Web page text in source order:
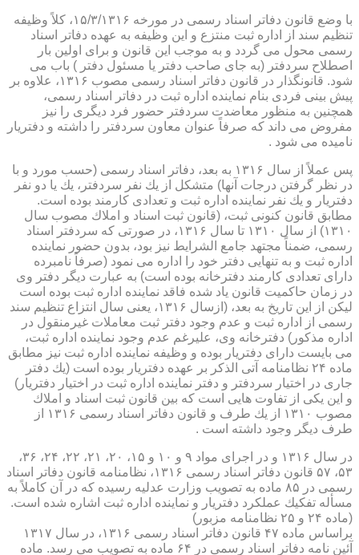
با وضع قانون دفاتر اسناد رسمی در مورخه ۱۵/۳/۱۳۱۶، كلاً وظیفه
تنظیم سند از اداره ثبت منتزع و این وظیفه به عهده دفاتر اسناد
رسمی محول می گردد و به موجب این قانون و برای اولین بار
اصطلاح سردفتر (به جای صاحب دفتر یا مسئول دفتر ) باب می
شود. قانونگذار در قانون دفاتر اسناد رسمی مصوب ۱۳۱۶، علاوه بر
پیش بینی فردی بنام نماینده اداره ثبت در دفاتر اسناد رسمی،
همچنین به منظور معاضدت سردفتر حضور فرد دیگری را نیز
مفروض می داند كه صرفاً عنوان معاون سردفتر را داشته و دفتریار
نامیده می شود .
پس عملاً از سال ۱۳۱۶ به بعد، دفاتر اسناد رسمی (حسب مورد و با
در نظر گرفتن درجات آنها) متشكل از یك نفر سردفتر، یك یا دو نفر
دفتریار و یك نفر نماینده اداره ثبت و تعدادی كارمند بوده است.
مطابق قانون كنونی ثبت، (قانون ثبت اسناد و املاك مصوب سال
۱۳۱۰) از سال ۱۳۱۰ تا سال ۱۳۱۶، در صورتی كه سردفتر اسناد
رسمی، ضمناً مجتهد جامع الشرایط نیز بود، بدون حضور نماینده
اداره ثبت و به تنهایی دفتر خود را اداره می نمود (صرفاً نامبرده
دارای تعدادی كارمند دفترخانه بوده است) به عبارت دیگر دفتر وی
در زمان حاكمیت قانون یاد شده فاقد نماینده اداره ثبت بوده است
لیكن از این تاریخ به بعد، (ازسال ۱۳۱۶، یعنی سال انتزاع تنظیم سند
رسمی از اداره ثبت و عدم وجود دفتر ثبت معاملات غیرمنقول در
اداره مذكور) دفترخانه وی، علیرغم عدم وجود نماینده اداره ثبت،
می بایست دارای دفتریار بوده و وظیفه نماینده اداره ثبت نیز مطابق
ماده ۲۴ نظامنامه آتی الذكر بر عهده دفتریار بوده است (یك دفتر
جاری در اختیار سردفتر و دفتر نماینده اداره ثبت در اختیار دفتریار)
و این یكی از تفاوت هایی است كه بین قانون ثبت اسناد و املاك
مصوب ۱۳۱۰ از یك طرف و قانون دفاتر اسناد رسمی ۱۳۱۶ از
طرف دیگر وجود داشته است .
در سال ۱۳۱۶ و در اجرای مواد ۹ و ۱۰ و ۱۵، ۲۰، ۲۱، ۲۲، ۲۴، ۳۶،
۵۳، ۵۷ قانون دفاتر اسناد رسمی ۱۳۱۶، نظامنامه قانون دفاتر اسناد
رسمی در ۸۵ ماده به تصویب وزارت عدلیه رسیده كه در آن كاملاً به
مسأله تفكیك عملكرد دفتریار و نماینده اداره ثبت اشاره شده است.
(ماده ۲۴ و ۲۵ نظامنامه مزبور)
براساس ماده ۴۷ قانون دفاتر اسناد رسمی ۱۳۱۶، در سال ۱۳۱۷
آئین نامه دفاتر اسناد رسمی در ۶۴ ماده به تصویب می رسد. ماده